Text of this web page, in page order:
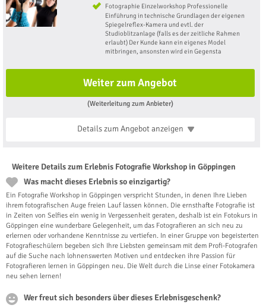
Fotographie Einzelworkshop Professionelle
Einführung in technische Grundlagen der eigenen
Spiegelreflex-Kamera und evtl. der
Studioblitzanlage (falls es der zeitliche Rahmen
erlaubt) Der Kunde kann ein eigenes Model
mitbringen, ansonsten wird ein Gegensta
Weiter zum Angebot
(Weiterleitung zum Anbieter)
Details zum Angebotanzeigen
Weitere Details zum Erlebnis Fotografie Workshop in Göppingen
Was macht dieses Erlebnis so einzigartig?
Ein Fotografie Workshop in Göppingen verspricht Stunden, in denen Ihre Lieben
ihrem fotografischen Auge freien Lauf lassen können. Die ernsthafte Fotografie ist
in Zeiten von Selfies ein wenig in Vergessenheit geraten, deshalb ist ein Fotokurs in
Göppingen eine wunderbare Gelegenheit, um das Fotografieren an sich neu zu
erlernen oder vorhandene Kenntnisse zu vertiefen. In einer Gruppe von begeisterten
Fotografieschülern begeben sich Ihre Liebsten gemeinsam mit dem Profi-Fotografen
auf die Suche nach lohnenswerten Motiven und entdecken ihre Passion für
Fotografieren lernen in Göppingen neu. Die Welt durch die Linse einer Fotokamera
neu sehen lernen!
Wer freut sich besonders über dieses Erlebnisgeschenk?